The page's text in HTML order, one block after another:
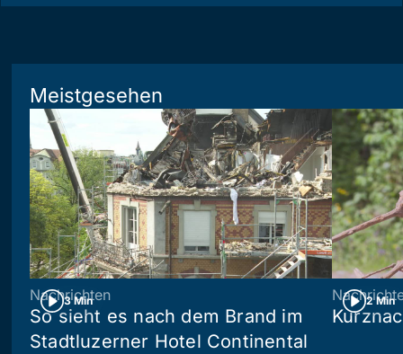
Meistgesehen
3 Min
Nachrichten
So sieht es nach dem Brand im
Stadtluzerner Hotel Continental
2 Min